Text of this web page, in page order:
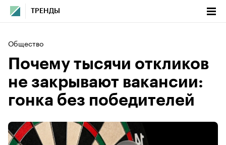
ТРЕНДЫ
Общество
Почему тысячи откликов
не закрывают вакансии:
гонка без победителей